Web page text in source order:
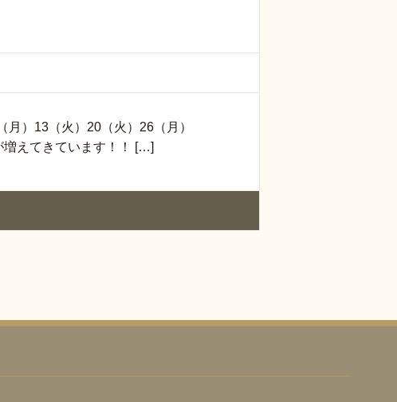
）13（火）20（火）26（月）
増えてきています！！ […]